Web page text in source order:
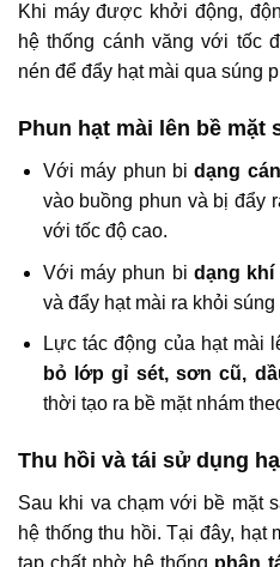
Khi máy được khởi động,
hệ thống cánh văng với tốc
nén để đẩy hạt mài qua súng
Phun hạt mài lên bề mặt
Với máy phun bidạng
vào buồng phun và bị đẩy
với tốc độ cao.
Với máy phun bi dạng khí
và đẩy hạt mài ra khỏi
Lực tác động của hạt mài
bỏ lớp gỉ sét, sơn cũ,
thời tạo ra bề mặt nhám
Thu hồi và tái sử dụng
Sau khi va chạm với bề mặt
hệ thống thu hồi. Tại đây, hạt
tạp chất nhờ hệ thống phân